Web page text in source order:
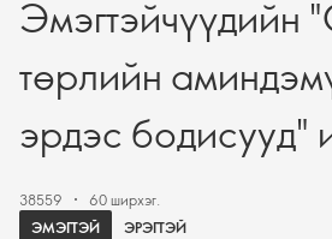
Эмэгтэйчүүдийн
төрлийн
эрдэс бодисууд"
38559
60 ширхэг.
ЭМЭГТЭЙ
ЭРЭГТЭЙ